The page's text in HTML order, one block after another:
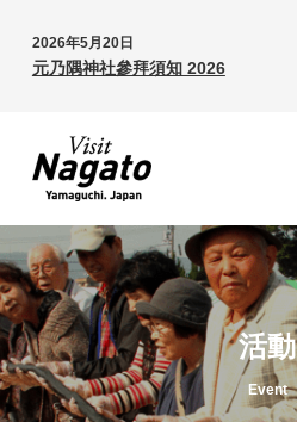
2026年5月20日
元乃隅神社參拜須知 2026
活動
Event